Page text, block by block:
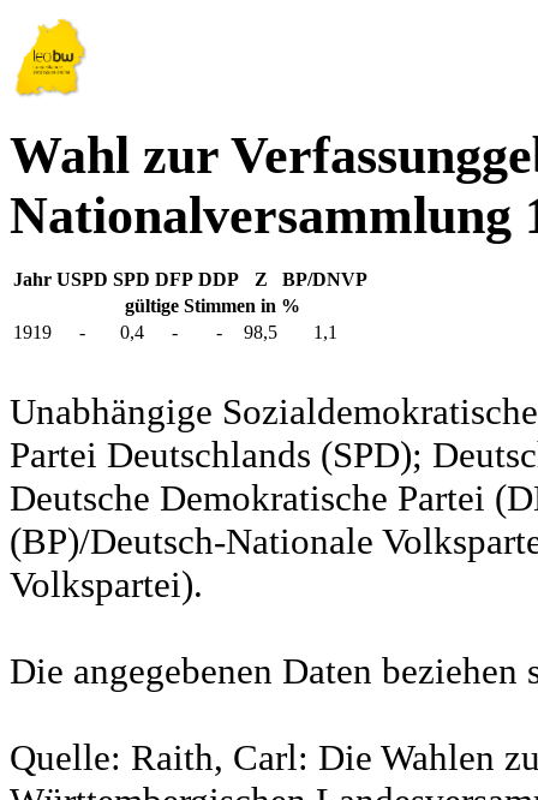
Wahl zur
Nationalversammlung
Jahr USPD SPD DFP DDP Z
BP/DNVP
gültige Stimmen in %
1919
- 0,4 - - 98,5 1,1
Unabhängige
Partei Deutschlands (SPD);
Deutsche Demokratische Partei
(BP)/Deutsch-Nationale
Volkspartei).
Die angegebenen Daten
Quelle: Raith, Carl: Die Wahlen